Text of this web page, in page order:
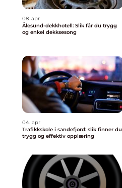
08. apr
Ålesund-dekkhotell: Slik får du trygg
og enkel dekksesong
04. apr
Trafikkskole i sandefjord: slik finner du
trygg og effektiv opplæring